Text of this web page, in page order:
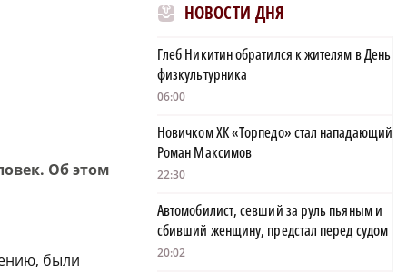
Об этом
были
НОВОСТИ ДНЯ
Глеб Никитин обратился к жителям в День
физкультурника
06:00
Новичком ХК «Торпедо» стал нападающий
Роман Максимов
22:30
Автомобилист, севший за руль пьяным и
сбивший женщину, предстал перед судом
20:02